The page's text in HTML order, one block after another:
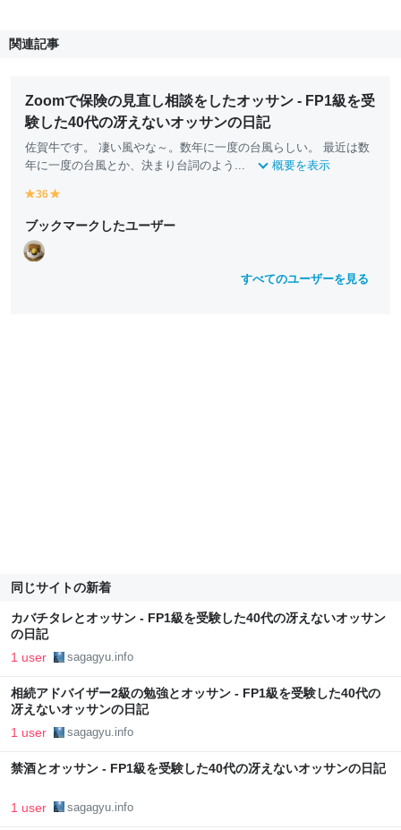
関連記事
Zoomで保険の見直し相談をしたオッサン - FP1級を受
験した40代の冴えないオッサンの日記
佐賀牛です。 凄い風やな～。数年に一度の台風らしい。 最近は数
年に一度の台風とか、決まり台詞のよう...
概要を表示
y
ll
o
w
36
ll
ブックマークしたユーザー
すべてのユーザーを見る
同じサイトの新着
カバチタレとオッサン - FP1級を受験した40代の冴えないオッサン
の日記
1 user sagagyu.info
相続アドバイザー2級の勉強とオッサン - FP1級を受験した40代の
冴えないオッサンの日記
1 user sagagyu.info
禁酒とオッサン - FP1級を受験した40代の冴えないオッサンの日記
1 user sagagyu.info